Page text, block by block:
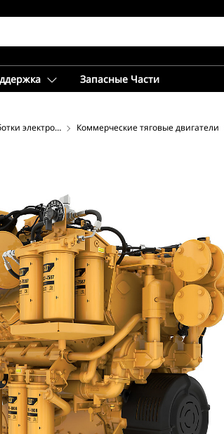
Запасные Части
Судовые системы выработки электроэнергии Коммерческие тяговые двигатели